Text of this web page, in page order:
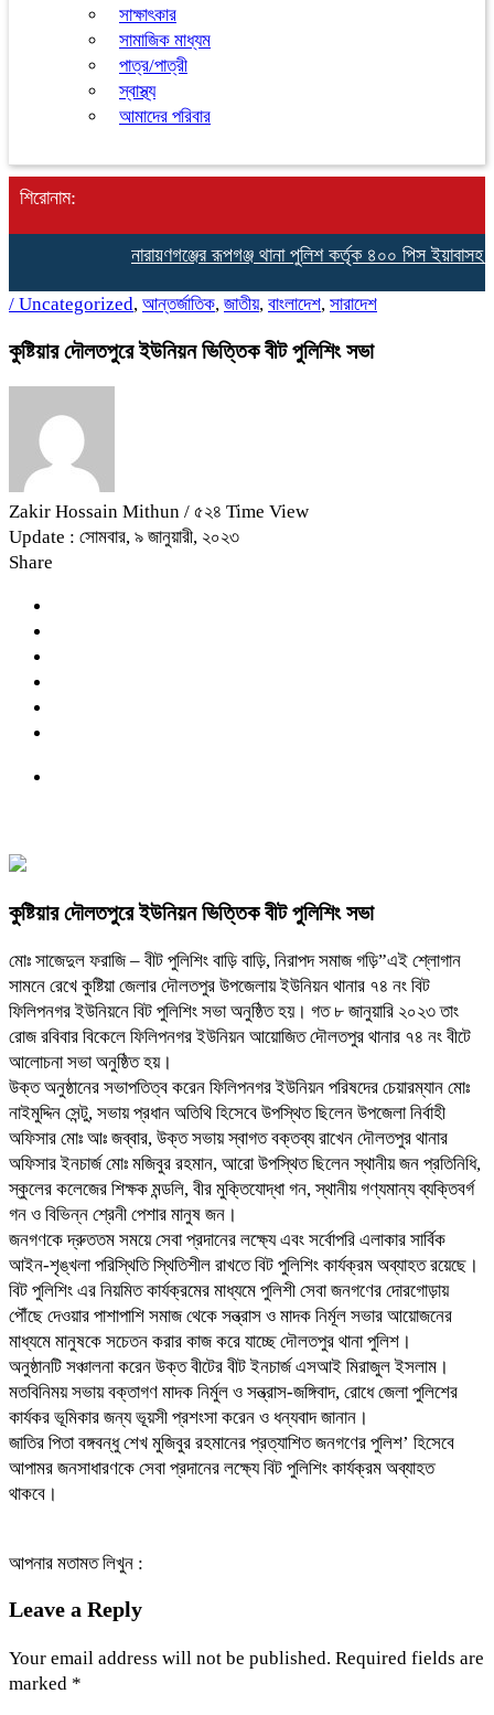
সাক্ষাৎকার
সামাজিক মাধ্যম
পাত্র/পাত্রী
স্বাস্থ্য
আমাদের পরিবার
শিরোনাম:
নারায়ণগঞ্জের রূপগঞ্জ থানা পুলিশ কর্তৃক ৪০০ পিস ইয়াবাসহ
/ Uncategorized, আন্তর্জাতিক, জাতীয়, বাংলাদেশ, সারাদেশ
কুষ্টিয়ার দৌলতপুরে ইউনিয়ন ভিত্তিক বীট পুলিশিং সভা
Zakir Hossain Mithun / ৫২৪ Time View
Update : সোমবার, ৯ জানুয়ারী, ২০২৩
Share
কুষ্টিয়ার দৌলতপুরে ইউনিয়ন ভিত্তিক বীট পুলিশিং সভা
মোঃ সাজেদুল ফরাজি – বীট পুলিশিং বাড়ি বাড়ি, নিরাপদ সমাজ গড়ি”এই শ্লোগান
সামনে রেখে কুষ্টিয়া জেলার দৌলতপুর উপজেলায় ইউনিয়ন থানার ৭৪ নং বিট
ফিলিপনগর ইউনিয়নে বিট পুলিশিং সভা অনুষ্ঠিত হয়। গত ৮ জানুয়ারি ২০২৩ তাং
রোজ রবিবার বিকেলে ফিলিপনগর ইউনিয়ন আয়োজিত দৌলতপুর থানার ৭৪ নং বীটে
আলোচনা সভা অনুষ্ঠিত হয়।
উক্ত অনুষ্ঠানের সভাপতিত্ব করেন ফিলিপনগর ইউনিয়ন পরিষদের চেয়ারম্যান মোঃ
নাইমুদ্দিন সেন্টু, সভায় প্রধান অতিথি হিসেবে উপস্থিত ছিলেন উপজেলা নির্বাহী
অফিসার মোঃ আঃ জব্বার, উক্ত সভায় স্বাগত বক্তব্য রাখেন দৌলতপুর থানার
অফিসার ইনচার্জ মোঃ মজিবুর রহমান, আরো উপস্থিত ছিলেন স্থানীয় জন প্রতিনিধি,
স্কুলের কলেজের শিক্ষক মন্ডলি, বীর মুক্তিযোদ্ধা গন, স্থানীয় গণ্যমান্য ব্যক্তিবর্গ
গন ও বিভিন্ন শ্রেনী পেশার মানুষ জন।
জনগণকে দ্রুততম সময়ে সেবা প্রদানের লক্ষ্যে এবং সর্বোপরি এলাকার সার্বিক
আইন-শৃঙ্খলা পরিস্থিতি স্থিতিশীল রাখতে বিট পুলিশিং কার্যক্রম অব্যাহত রয়েছে।
বিট পুলিশিং এর নিয়মিত কার্যক্রমের মাধ্যমে পুলিশী সেবা জনগণের দোরগোড়ায়
পৌঁছে দেওয়ার পাশাপাশি সমাজ থেকে সন্ত্রাস ও মাদক নির্মূল সভার আয়োজনের
মাধ্যমে মানুষকে সচেতন করার কাজ করে যাচ্ছে দৌলতপুর থানা পুলিশ।
অনুষ্ঠানটি সঞ্চালনা করেন উক্ত বীটের বীট ইনচার্জ এসআই মিরাজুল ইসলাম।
মতবিনিময় সভায় বক্তাগণ মাদক নির্মুল ও সন্ত্রাস-জঙ্গিবাদ, রোধে জেলা পুলিশের
কার্যকর ভূমিকার জন্য ভূয়সী প্রশংসা করেন ও ধন্যবাদ জানান।
জাতির পিতা বঙ্গবন্ধু শেখ মুজিবুর রহমানের প্রত্যাশিত জনগণের পুলিশ’ হিসেবে
আপামর জনসাধারণকে সেবা প্রদানের লক্ষ্যে বিট পুলিশিং কার্যক্রম অব্যাহত
থাকবে।
আপনার মতামত লিখুন :
Leave a Reply
Your email address will not be published. Required fields are
marked *